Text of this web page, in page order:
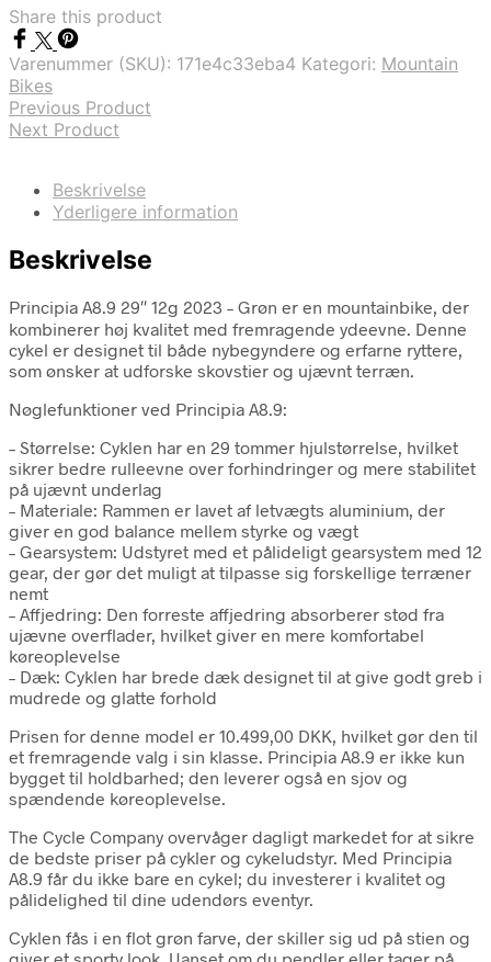
Share this product
Varenummer (SKU): 171e4c33eba4 Kategori: Mountain
Bikes
Previous Product
Next Product
Beskrivelse
Yderligere information
Beskrivelse
Principia A8.9 29″ 12g 2023 – Grøn er en mountainbike, der
kombinerer høj kvalitet med fremragende ydeevne. Denne
cykel er designet til både nybegyndere og erfarne ryttere,
som ønsker at udforske skovstier og ujævnt terræn.
Nøglefunktioner ved Principia A8.9:
– Størrelse: Cyklen har en 29 tommer hjulstørrelse, hvilket
sikrer bedre rulleevne over forhindringer og mere stabilitet
på ujævnt underlag
– Materiale: Rammen er lavet af letvægts aluminium, der
giver en god balance mellem styrke og vægt
– Gearsystem: Udstyret med et pålideligt gearsystem med 12
gear, der gør det muligt at tilpasse sig forskellige terræner
nemt
– Affjedring: Den forreste affjedring absorberer stød fra
ujævne overflader, hvilket giver en mere komfortabel
køreoplevelse
– Dæk: Cyklen har brede dæk designet til at give godt greb i
mudrede og glatte forhold
Prisen for denne model er 10.499,00 DKK, hvilket gør den til
et fremragende valg i sin klasse. Principia A8.9 er ikke kun
bygget til holdbarhed; den leverer også en sjov og
spændende køreoplevelse.
The Cycle Company overvåger dagligt markedet for at sikre
de bedste priser på cykler og cykeludstyr. Med Principia
A8.9 får du ikke bare en cykel; du investerer i kvalitet og
pålidelighed til dine udendørs eventyr.
Cyklen fås i en flot grøn farve, der skiller sig ud på stien og